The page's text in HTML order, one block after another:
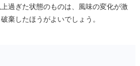
過ぎた状態のものは、風味の変化が激
棄したほうがよいでしょう。